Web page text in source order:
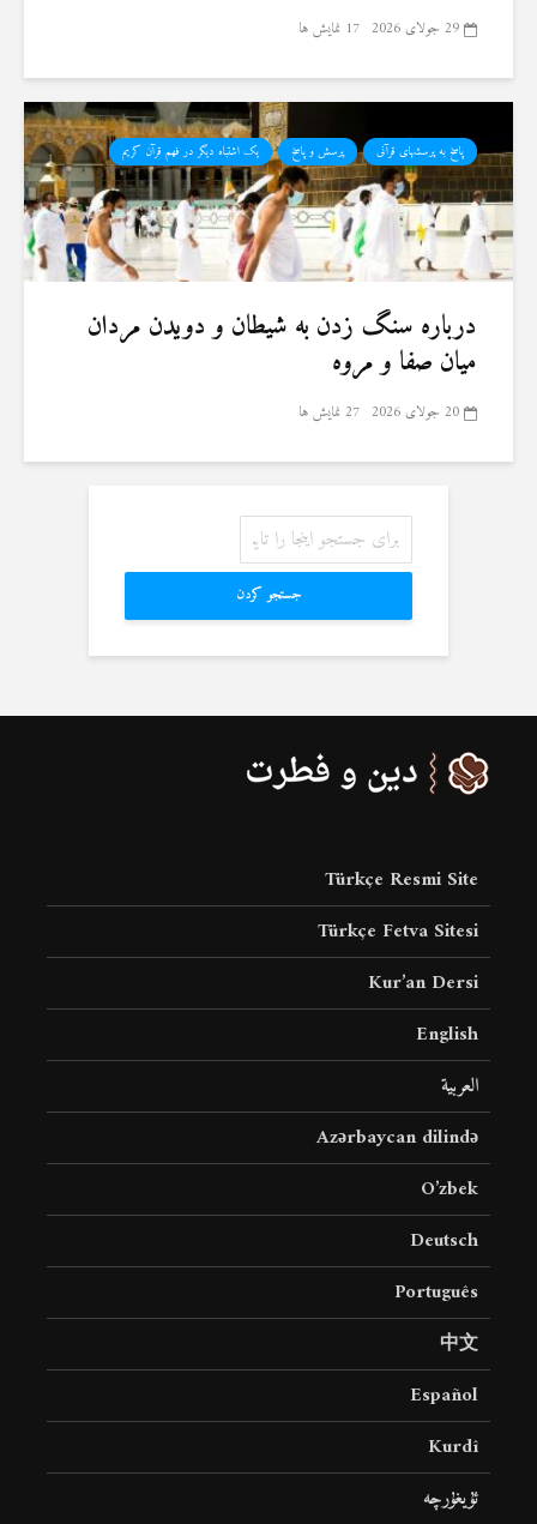
29 جولای 2026 17 نمایش ها
پاسخ به پرسشهای قرآنی پرسش و پاسخ یک اشتباه دیگر در فهم قرآن کریم
درباره سنگ زدن به شیطان و دویدن مردان
میان صفا و مروه
20 جولای 2026 27 نمایش ها
جستجو کردن
Türkçe Resmi Site
Türkçe Fetva Sitesi
Kur’an Dersi
English
العربية
Azərbaycan dilində
O’zbek
Deutsch
Português
中文
Español
Kurdî
ئۇيغۇرچە